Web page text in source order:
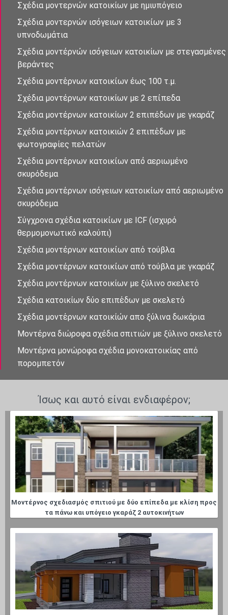
Σχέδια μοντερνὠν κατοικίων με ημιυπόγειο
Σχέδια μοντερνών ισὀγειων κατοικἰων με 3
υπνοδωμἀτια
Σχἐδια μοντέρνὠν ισὀγειων κατοικίων με στεγασμένες
βεράντες
Σχέδια μοντἐρνων κατοικἰων έως 100 τ.μ.
Σχέδια μοντέρνων κατοικίων με 2 επἰπεδα
Σχέδια μοντέρνων κατοικίων 2 επιπέδων με γκαράζ
Σχέδια μοντἐρνων κατοικιών 2 επιπἐδων με
φωτογραφίες πελατών
Σχἐδια μοντἐρνων κατοικἰων απὀ αεριωμένο
σκυρόδεμα
Σχἐδια μοντἐρνων ισὀγειων κατοικἰων απὀ αεριωμένο
σκυρόδεμα
Σύγχρονα σχέδια κατοικἰων με ICF (ισχυρό
θερμομονωτικό καλούπι)
Σχέδια μοντέρνων κατοικἰων από τούβλα
Σχέδια μοντέρνων κατοικἰων από τούβλα με γκαράζ
Σχέδια μοντέρνων κατοικίων με ξύλινο σκελετό
Σχέδια κατοικίων δὐο επιπἐδων με σκελετό
Σχέδια μοντἐρνων κατοικίὠν απο ξὐλινα δωκάρια
Μοντέρνα διώροφα σχέδια σπιτιών με ξύλινο σκελετό
Μοντέρνα μονώροφα σχέδια μονοκατοικίας από
πορομπετόν
Ίσως και αυτό είναι ενδιαφέρον;
Μοντέρνος σχεδιασμός σπιτιού με δύο επίπεδα με κλίση προς
τα πάνω και υπόγειο γκαράζ 2 αυτοκινήτων